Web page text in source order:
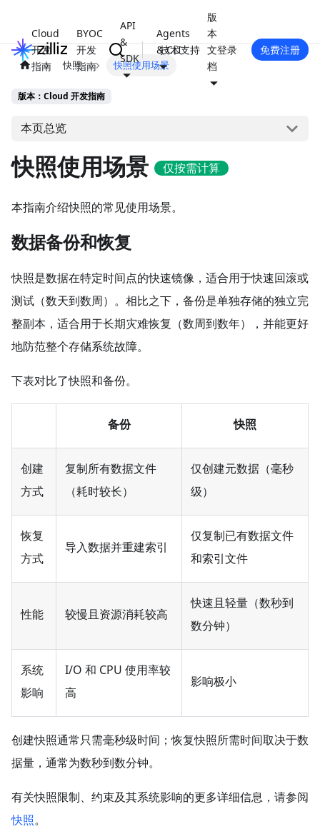
Cloud
开发
指南
BYOC
开发
指南
API
&
SDK
Agents
& CLI
版
本
文
档
技术支持 登录 免费注册
快照 快照使用场景
版本：Cloud 开发指南
本页总览
快照使用场景 仅按需计算
本指南介绍快照的常见使用场景。
数据备份和恢复
快照是数据在特定时间点的快速镜像，适合用于快速回滚或
测试（数天到数周）。相比之下，备份是单独存储的独立完
整副本，适合用于长期灾难恢复（数周到数年），并能更好
地防范整个存储系统故障。
下表对比了快照和备份。
备份 快照
创建
方式
复制所有数据文件
（耗时较长）
仅创建元数据（毫秒
级）
恢复
方式
导入数据并重建索引
仅复制已有数据文件
和索引文件
性能 较慢且资源消耗较高
快速且轻量（数秒到
数分钟）
系统
影响
I/O 和 CPU 使用率较
高
影响极小
创建快照通常只需毫秒级时间；恢复快照所需时间取决于数
据量，通常为数秒到数分钟。
有关快照限制、约束及其系统影响的更多详细信息，请参阅
快照。